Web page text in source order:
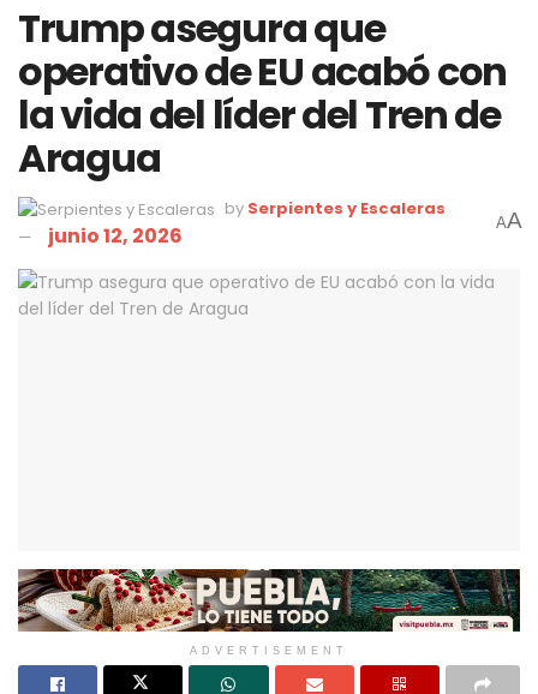
Trump asegura que
operativo de EU acabó con
la vida del líder del Tren de
Aragua
by Serpientes y Escaleras
junio 12, 2026 AA
ADVERTISEMENT